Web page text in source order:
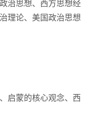
治思想、西方思想经
理论、美国政治思想
启蒙的核心观念、西